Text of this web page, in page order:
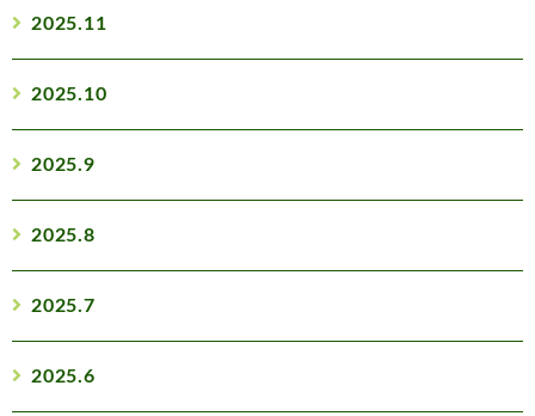
2025.11
2025.10
2025.9
2025.8
2025.7
2025.6